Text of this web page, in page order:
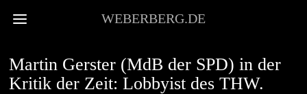
WEBERBERG.DE
Martin Gerster (MdB der SPD) in der
Kritik der Zeit: Lobbyist des THW.